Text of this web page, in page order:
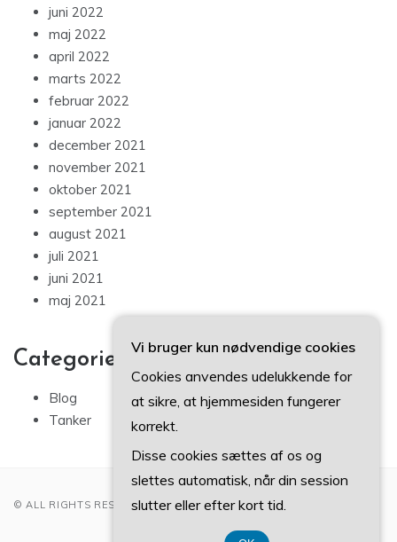
juni 2022
maj 2022
april 2022
marts 2022
februar 2022
januar 2022
december 2021
november 2021
oktober 2021
september 2021
august 2021
juli 2021
juni 2021
maj 2021
Categories
Blog
Tanker
© ALL RIGHTS RESERVED 2022
Vi bruger kun nødvendige cookies
Cookies anvendes udelukkende for
at sikre, at hjemmesiden fungerer
korrekt.
Disse cookies sættes af os og
slettes automatisk, når din session
slutter eller efter kort tid.